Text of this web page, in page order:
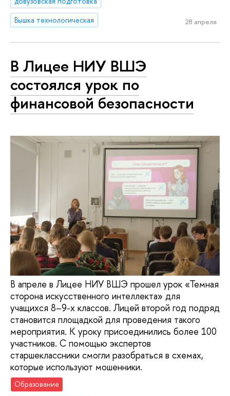
Вышка технологическая
28 апреля
В Лицее НИУ ВШЭ
состоялся урок по
финансовой безопасности
В апреле в Лицее НИУ ВШЭ прошел урок «Темная
сторона искусственного интеллекта» для
учащихся 8–9-х классов. Лицей второй год подряд
становится площадкой для проведения такого
мероприятия. К уроку присоединились более 100
участников. С помощью экспертов
старшеклассники смогли разобраться в схемах,
которые используют мошенники.
Образование